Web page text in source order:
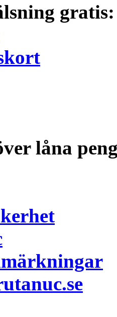
gratis:
låna